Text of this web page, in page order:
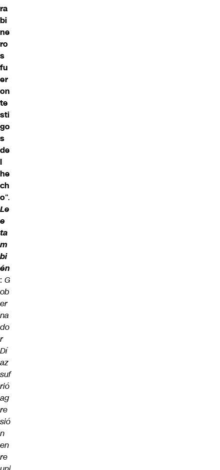
ra
bi
ne
ro
s
fu
er
on
te
sti
go
s
de
l
he
ch
o“.
Le
e
ta
m
bi
én
: G
ob
er
na
do
r
Dí
az
suf
rió
ag
re
sió
n
en
re